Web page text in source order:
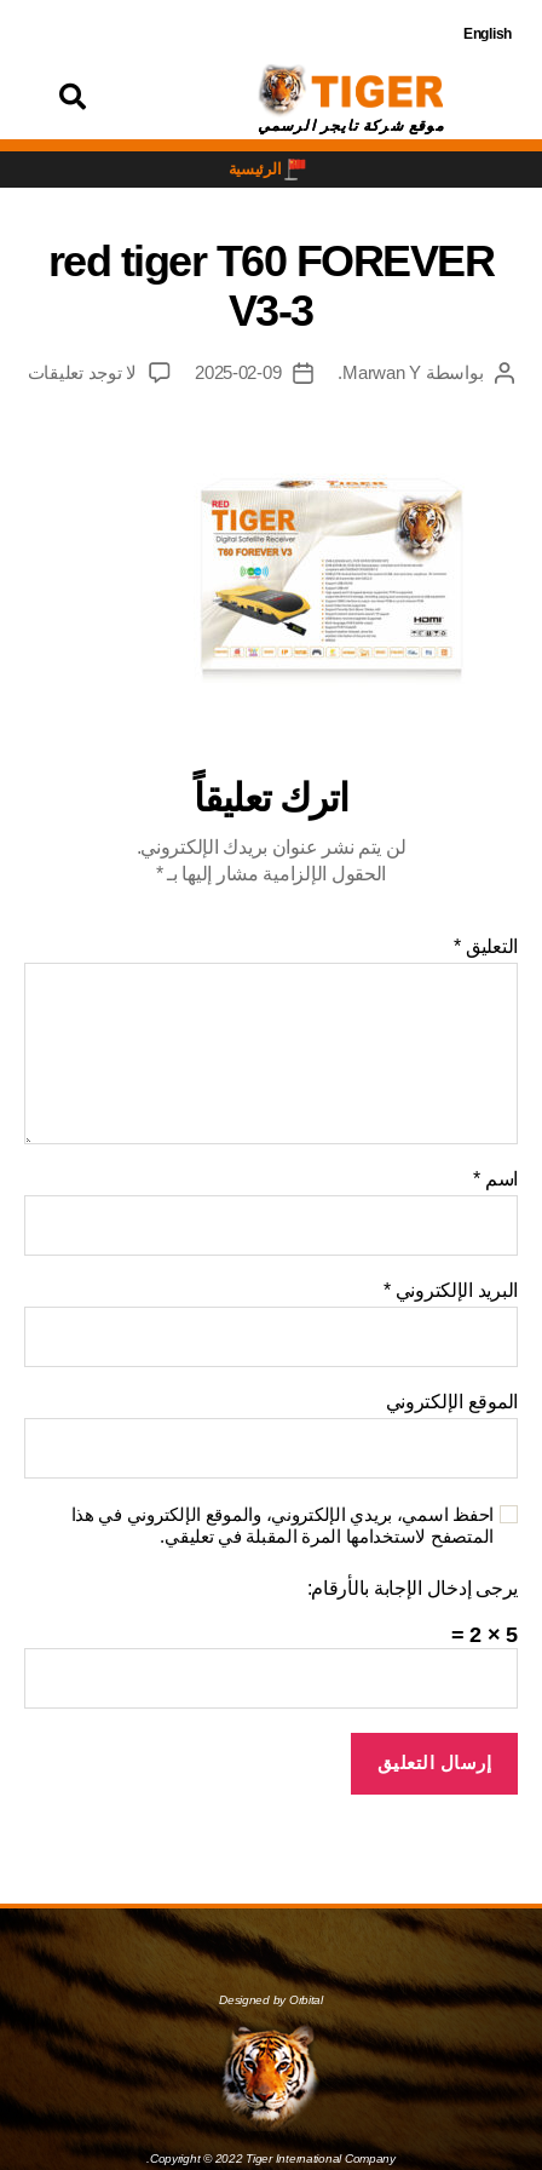
English
موقع شركة تايجر الرسمي
الرئيسية
red tiger T60 FOREVER
V3-3
بواسطة Marwan Y.
2025-02-09 لا توجد تعليقات
اترك تعليقاً
لن يتم نشر عنوان بريدك الإلكتروني.
الحقول الإلزامية مشار إليها بـ*
التعليق *
اسم *
البريد الإلكتروني*
الموقع الإلكتروني
احفظ اسمي، بريدي الإلكتروني، والموقع الإلكتروني في هذا
المتصفح لاستخدامها المرة المقبلة في تعليقي.
يرجى إدخال الإجابة بالأرقام:
5 × 2 =
Designed by Orbital
Copyright © 2022 Tiger International Company.